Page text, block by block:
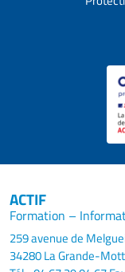
ACTIF
Formation –
259 avenue de
34280 La Grande-